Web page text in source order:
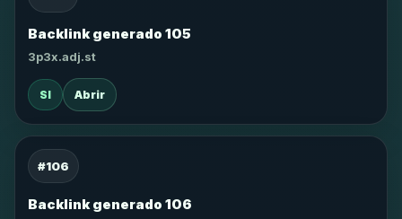
Backlink generado 105
3p3x.adj.st
SI Abrir
#106
Backlink generado 106